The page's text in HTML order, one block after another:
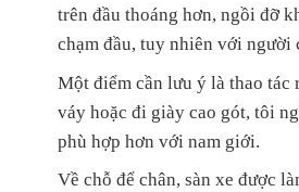
trên đầu thoáng hơn, ngồi đỡ
chạm đầu, tuy nhiên với người
Một điểm cần lưu ý là thao tác
váy hoặc đi giày cao gót, tôi
phù hợp hơn với nam giới.
Về chỗ để chân, sàn xe được